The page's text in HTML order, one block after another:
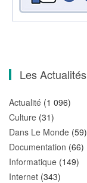
Les Actualités
Actualité (1 096)
Culture (31)
Dans Le Monde (59)
Documentation (66)
Informatique (149)
Internet (343)